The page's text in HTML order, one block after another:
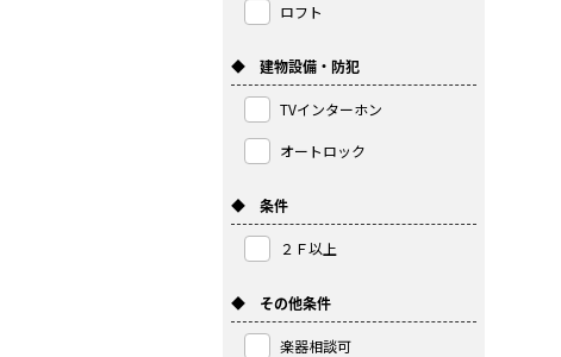
ロフト
◆ 建物設備・防犯
TVインターホン
オートロック
◆ 条件
２Ｆ以上
◆ その他条件
楽器相談可